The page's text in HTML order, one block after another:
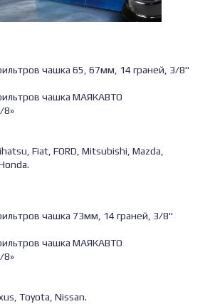
чашка 65, 67мм, 14 граней, 3/8"
чашка МАЯКАВТО
8»
Fiat, FORD, Mitsubishi, Mazda,
чашка 73мм, 14 граней, 3/8"
чашка МАЯКАВТО
8»
Toyota, Nissan.